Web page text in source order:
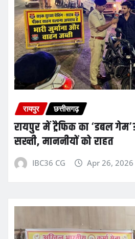
रायपुर छत्तीसगढ़
रायपुर में ट्रैफिक का ‘डबल
सख्ती, माननीयों को राहत
IBC36 CG Apr 26, 2026